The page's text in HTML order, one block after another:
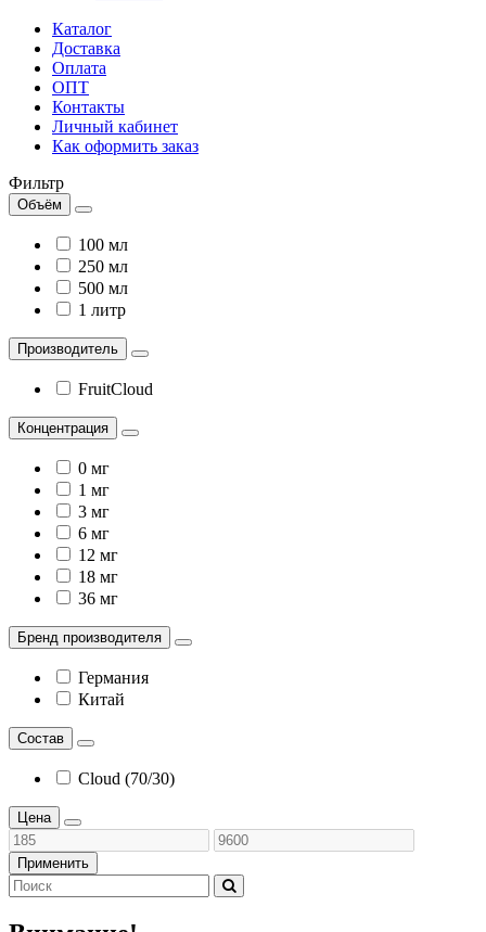
Каталог
Доставка
Оплата
ОПТ
Контакты
Личный кабинет
Как оформить заказ
Фильтр
Объём
100 мл
250 мл
500 мл
1 литр
Производитель
FruitCloud
Концентрация
0 мг
1 мг
3 мг
6 мг
12 мг
18 мг
36 мг
Бренд производителя
Германия
Китай
Состав
Cloud (70/30)
Цена
Применить